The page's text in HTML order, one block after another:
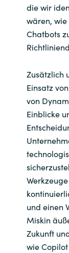
die wir
wären, wie
Chatbots
Zusätzlich
Einsatz
von
Einblicke
und einen
Miskin
Zukunft
wie